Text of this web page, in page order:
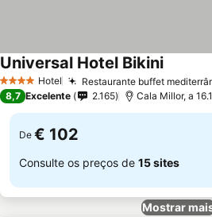
4 EstrelasHotel Restaurante buffet
Universal Hotel Bikini
8,7 Excelente 2.165 Cala Millor, a
De € 102
Consulte os preços de 15 sites
Mostrar